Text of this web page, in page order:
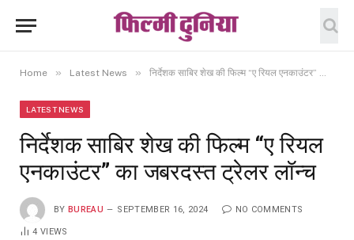
Home » Latest News » निर्देशक साबिर शेख की फिल्म “ए रियल एनकाउंटर” का जबरदस्त ट्रेलर लॉन्च
LATEST NEWS
निर्देशक साबिर शेख की फिल्म “ए रियल
एनकाउंटर” का जबरदस्त ट्रेलर लॉन्च
BY BUREAU SEPTEMBER 16, 2024 NO COMMENTS
4VIEWS